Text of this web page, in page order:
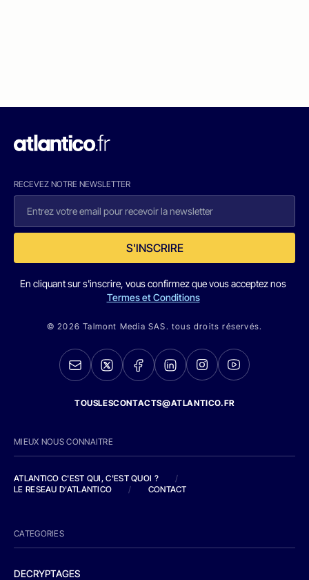
RECEVEZ NOTRE NEWSLETTER
S'INSCRIRE
En cliquant sur s'inscrire, vous confirmez que vous acceptez nos
Termes et Conditions
© 2026 Talmont Media SAS. tous droits réservés.
TOUSLESCONTACTS@ATLANTICO.FR
MIEUX NOUS CONNAITRE
ATLANTICO C'EST QUI, C'EST QUOI ?
/
LE RESEAU D'ATLANTICO
/ CONTACT
CATEGORIES
DECRYPTAGES